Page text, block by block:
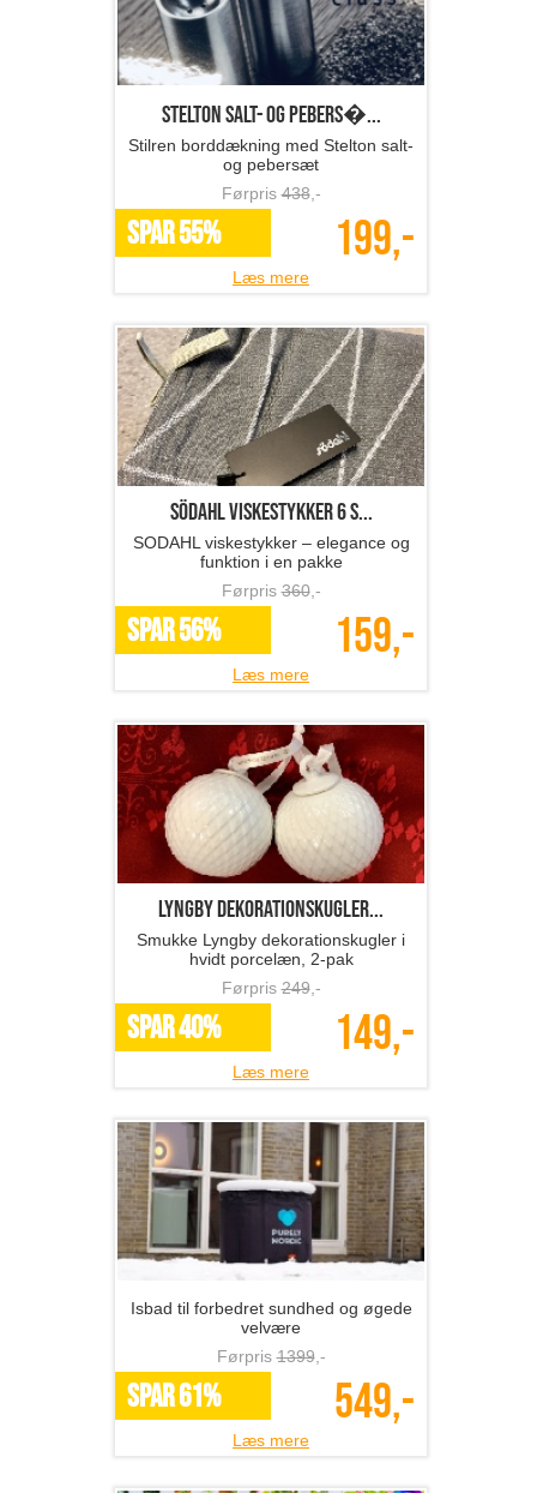
Stelton salt- og pebers�...
Stilren borddækning med Stelton salt-
og pebersæt
Førpris438,-
SPAR 55% 199,-
Læs mere
SÖDAHL viskestykker 6 s...
SODAHL viskestykker – elegance og
funktion i en pakke
Førpris360,-
SPAR 56% 159,-
Læs mere
Lyngby dekorationskugler...
Smukke Lyngby dekorationskugler i
hvidt porcelæn, 2-pak
Førpris249,-
SPAR 40% 149,-
Læs mere
Isbad til forbedret sundhed og øgede
velvære
Førpris1399,-
SPAR 61% 549,-
Læs mere